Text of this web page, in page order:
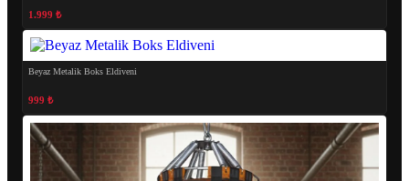
1.999 ₺
Beyaz Metalik Boks Eldiveni
999 ₺